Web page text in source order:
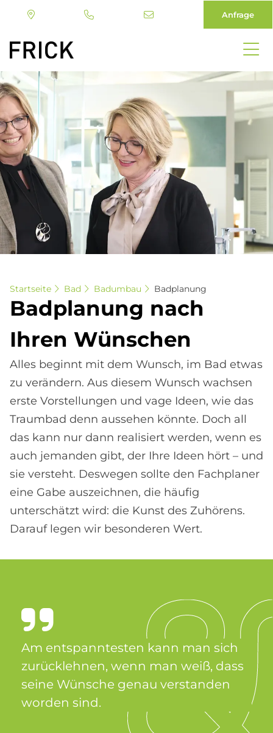
Direkt
zum
Inhalt
Anfrage
Startseite Bad Badumbau Badplanung
Bad­pla­nung nach
Ih­ren Wün­schen
Alles beginnt mit dem Wunsch, im Bad etwas
zu verändern. Aus diesem Wunsch wachsen
erste Vorstellungen und vage Ideen, wie das
Traumbad denn aussehen könnte. Doch all
das kann nur dann realisiert werden, wenn es
auch jemanden gibt, der Ihre Ideen hört – und
sie versteht. Deswegen sollte den Fachplaner
eine Gabe auszeichnen, die häufig
unterschätzt wird: die Kunst des Zuhörens.
Darauf legen wir besonderen Wert.
Am ent­spann­te­sten kann man sich
zu­rück­leh­nen, wenn man weiß, dass
sei­ne Wün­sche ge­nau ver­stan­den
wor­den sind.